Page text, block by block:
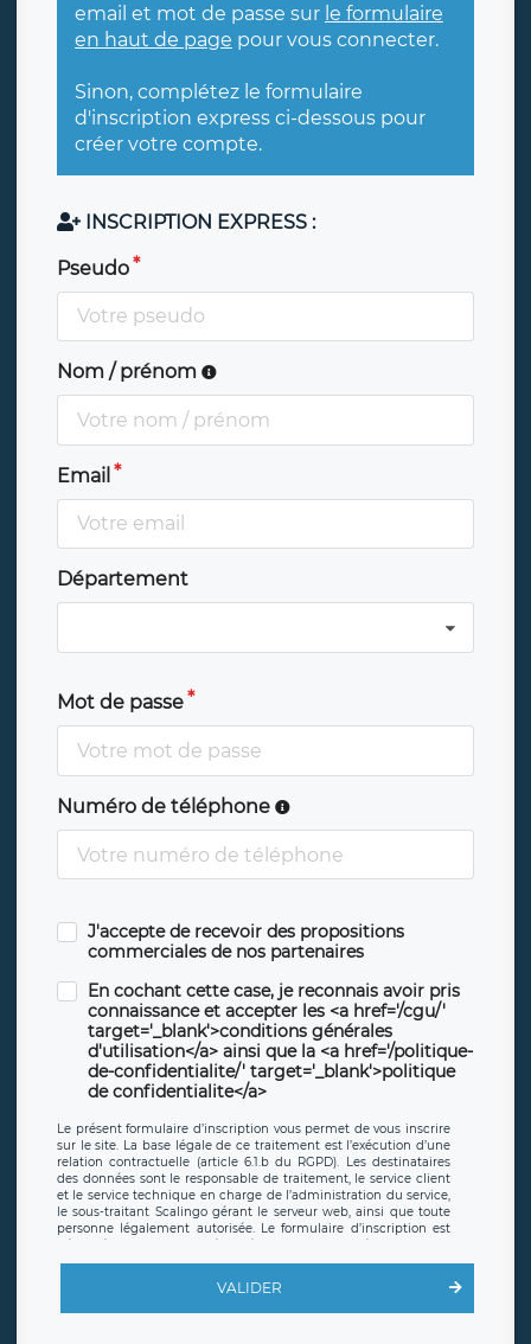
email et mot de passe sur le formulaire
en haut de page pour vous connecter.
Sinon, complétez le formulaire
d'inscription express ci-dessous pour
créer votre compte.
INSCRIPTION EXPRESS :
Pseudo
Nom / prénom
Email
Département
Mot de passe
Numéro de téléphone
J'accepte de recevoir des propositions
commerciales de nos partenaires
En cochant cette case, je reconnais avoir pris
connaissance et accepter les <a href='/cgu/'
target='_blank'>conditions générales
d'utilisation</a> ainsi que la <a href='/politique-
de-confidentialite/' target='_blank'>politique
de confidentialite</a>
Le présent formulaire d’inscription vous permet de vous inscrire
sur le site. La base légale de ce traitement est l’exécution d’une
relation contractuelle (article 6.1.b du RGPD). Les destinataires
des données sont le responsable de traitement, le service client
et le service technique en charge de l’administration du service,
le sous-traitant Scalingo gérant le serveur web, ainsi que toute
personne légalement autorisée. Le formulaire d’inscription est
offrant desclauses de protection conformes au RGPD. Les
en sollicite la suppression, étant entendu que vous pouvez
demander la suppression de vos données et retirer votre
VALIDER